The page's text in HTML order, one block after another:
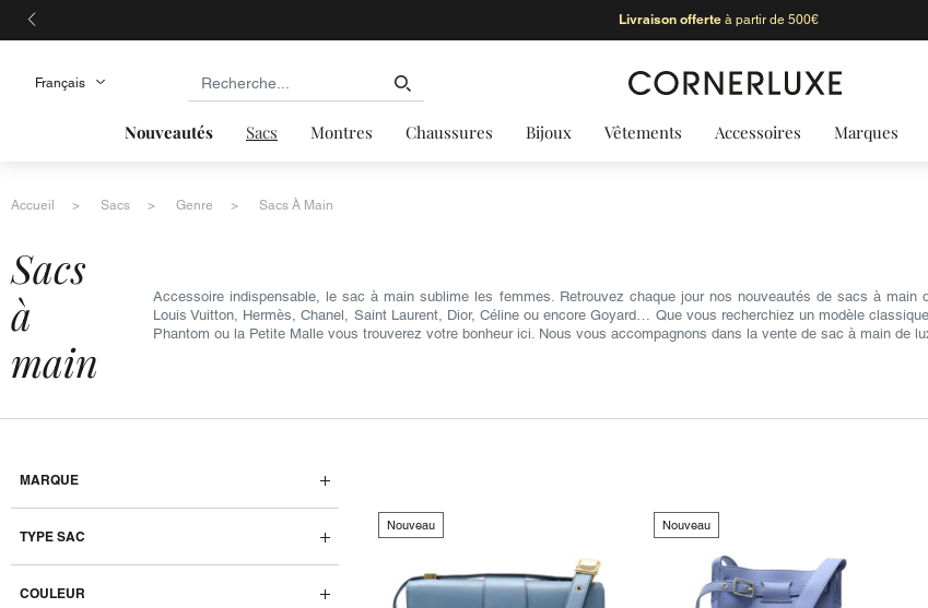
Livraison offerteà partir de 500€
Nouveautés Sacs Montres Chaussures Bijoux Vêtements Accessoires Marques
Accueil Sacs Genre Sacs À Main
sacs
à
main
Accessoire indispensable, le sac à main sublime les femmes. Retrouvez chaque jour nos nouveautés de sacs à
Louis Vuitton, Hermès, Chanel, Saint Laurent, Dior, Céline ou encore Goyard… Que vous recherchiez un modèle
Phantom ou la Petite Malle vous trouverez votre bonheur ici. Nous vous accompagnons dans la vente de sac à main de
MARQUE
TYPE SAC
COULEUR
Nouveau Nouveau